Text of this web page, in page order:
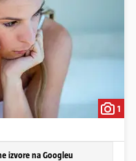
1
izvore na Googleu